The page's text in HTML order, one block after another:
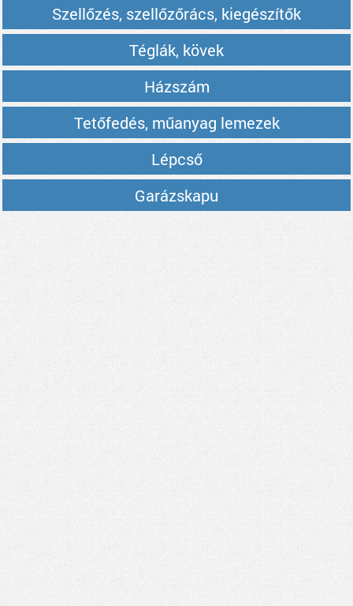
Szellőzés, szellőzőrács, kiegészítők
Téglák, kövek
Házszám
Tetőfedés, műanyag lemezek
Lépcső
Garázskapu